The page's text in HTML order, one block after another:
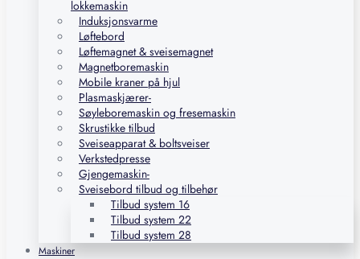
lokkemaskin
Induksjonsvarme
Løftebord
Løftemagnet & sveisemagnet
Magnetboremaskin
Mobile kraner på hjul
Plasmaskjærer-
Søyleboremaskin og fresemaskin
Skrustikke tilbud
Sveiseapparat & boltsveiser
Verkstedpresse
Gjengemaskin-
Sveisebord tilbud og tilbehør
Tilbud system 16
Tilbud system 22
Tilbud system 28
Maskiner